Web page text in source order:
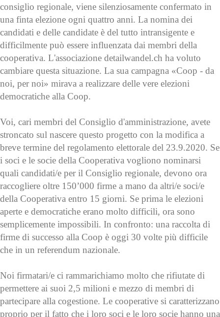
consiglio regionale, viene silenziosamente confermato in
una finta elezione ogni quattro anni. La nomina dei
candidati e delle candidate è del tutto intransigente e
difficilmente può essere influenzata dai membri della
cooperativa. L'associazione detailwandel.ch ha voluto
cambiare questa situazione. La sua campagna «Coop - da
noi, per noi» mirava a realizzare delle vere elezioni
democratiche alla Coop.
Voi, cari membri del Consiglio d'amministrazione, avete
stroncato sul nascere questo progetto con la modifica a
breve termine del regolamento elettorale del 23.9.2020. Se
i soci e le socie della Cooperativa vogliono nominarsi
quali candidati/e per il Consiglio regionale, devono ora
raccogliere oltre 150’000 firme a mano da altri/e soci/e
della Cooperativa entro 15 giorni. Se prima le elezioni
aperte e democratiche erano molto difficili, ora sono
semplicemente impossibili. In confronto: una raccolta di
firme di successo alla Coop è oggi 30 volte più difficile
che in un referendum nazionale.
Noi firmatari/e ci rammarichiamo molto che rifiutate di
permettere ai suoi 2,5 milioni e mezzo di membri di
partecipare alla cogestione. Le cooperative si caratterizzano
proprio per il fatto che i loro soci e le loro socie hanno una